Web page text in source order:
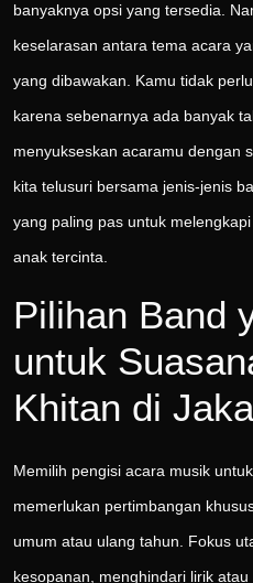
banyaknya opsi yang tersedia.
keselarasan antara tema acara
yang dibawakan. Kamu tidak
karena sebenarnya ada banyak
menyukseskan acaramu dengan
kita telusuri bersama jenis-jenis
yang paling pas untuk
anak tercinta.
Pilihan Band
untuk
Khitan di
Memilih pengisi acara musik
memerlukan pertimbangan
umum atau ulang tahun. Fokus
kesopanan, menghindari lirik